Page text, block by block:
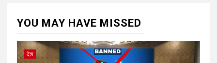
YOU MAY HAVE MISSED
देश